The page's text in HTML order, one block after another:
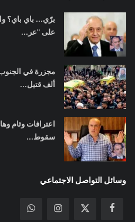
برّي... باي باي؟
على "عر...
ألف قتيل...
اعترافات وئام
سقوط...
وسائل التواصل الاجتماعي